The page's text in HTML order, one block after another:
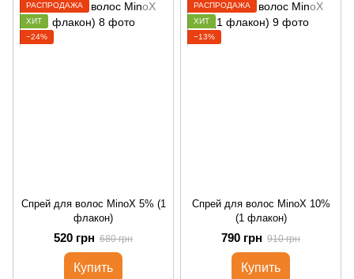
РАСПРОДАЖА
ХИТ
−24%
Cпрей для волос MinoX 5% (1
флакон)
520 грн 680 грн
Купить
РАСПРОДАЖА
ХИТ
−13%
Cпрей для волос MinoX 10%
(1 флакон)
790 грн 910 грн
Купить